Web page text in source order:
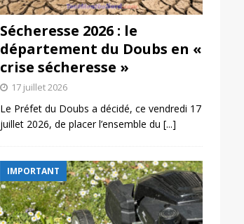
Sécheresse 2026 : le
département du Doubs en «
crise sécheresse »
17 juillet 2026
Le Préfet du Doubs a décidé, ce vendredi 17
juillet 2026, de placer l’ensemble du [...]
IMPORTANT